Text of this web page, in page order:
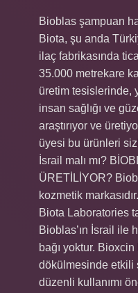
Bioblas şampuan
Biota, şu anda
ilaç fabrikasında
35.000 metrekare
üretim tesislerinde,
insan sağlığı ve
araştırıyor ve
üyesi bu ürünleri
İsrail malı mı?
ÜRETİLİYOR?
kozmetik
Biota Laboratories
Bioblas’ın İsrail ile
bağı yoktur.
dökülmesinde etkili
düzenli kullanımı